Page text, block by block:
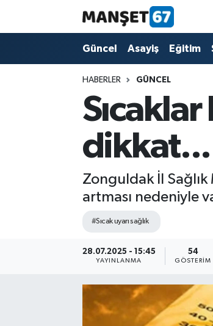
Güncel Asayiş Eğitim
HABERLER GÜNCEL
dikkat...
Zonguldak İl Sağlık
artması nedeniyle
#Sıcak uyarı sağlık
28.07.2025 - 15:45
YAYINLANMA
54
GÖSTERIM